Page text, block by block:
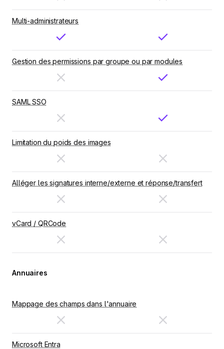
Multi-administrateurs
Gestion des permissions par groupe ou par modules
SAML SSO
Limitation du poids des images
Alléger les signatures interne/externe et réponse/transfert
vCard / QRCode
Annuaires
Mappage des champs dans l'annuaire
Microsoft Entra